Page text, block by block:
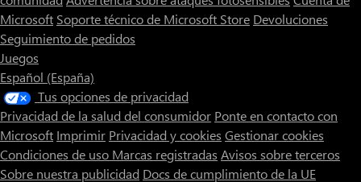
Microsoft Soporte técnico de Microsoft Store Devoluciones
Seguimiento de pedidos
Juegos
Español (España)
Tus opciones de privacidad
Privacidad de la salud del consumidor Ponte en contacto con
Microsoft Imprimir Privacidad y cookies Gestionar cookies
Condiciones de uso Marcas registradas Avisos sobre terceros
Sobre nuestra publicidad Docs de cumplimiento de la UE